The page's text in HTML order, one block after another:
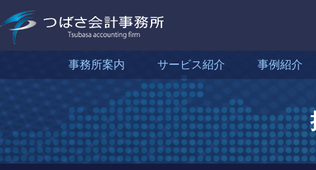
事務所案内 サービス紹介 事例紹介